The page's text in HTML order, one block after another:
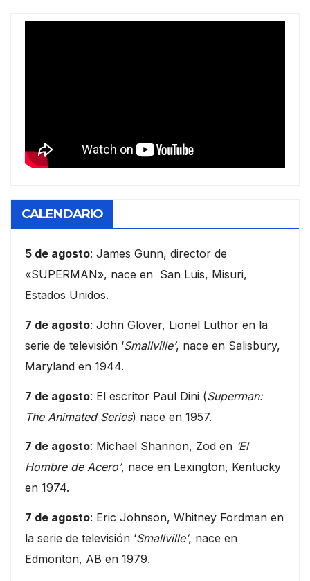
CALENDARIO
5 de agosto: James Gunn, director de
«SUPERMAN», nace en San Luis, Misuri,
Estados Unidos.
7 de agosto: John Glover, Lionel Luthor en la
serie de televisión ‘Smallville’, nace en Salisbury,
Maryland en 1944.
7 de agosto: El escritor Paul Dini (Superman:
The Animated Series) nace en 1957.
7 de agosto: Michael Shannon, Zod en ‘El
Hombre de Acero’, nace en Lexington, Kentucky
en 1974.
7 de agosto: Eric Johnson, Whitney Fordman en
la serie de televisión ‘Smallville’, nace en
Edmonton, AB en 1979.